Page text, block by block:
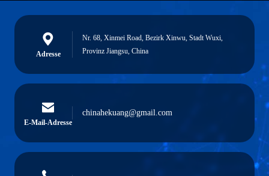
Adresse
Nr. 68, Xinmei Road, Bezirk Xinwu, Stadt Wuxi,
Provinz Jiangsu, China
E-Mail-Adresse
chinahekuang@gmail.com